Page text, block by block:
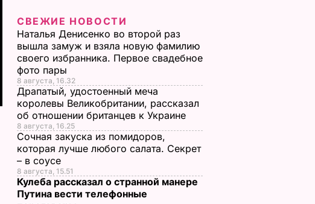
СВЕЖИЕ НОВОСТИ
Наталья Денисенко во второй раз
вышла замуж и взяла новую фамилию
своего избранника. Первое свадебное
фото пары
8 августа, 16.32
Драпатый, удостоенный меча
королевы Великобритании, рассказал
об отношении британцев к Украине
8 августа, 16.25
Сочная закуска из помидоров,
которая лучше любого салата. Секрет
– в соусе
8 августа, 15.51
Кулеба рассказал о странной манере
Путина вести телефонные